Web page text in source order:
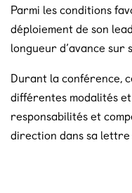
Parmi les conditions
déploiement de son
longueur d’avance sur
Durant la conférence,
différentes modalités
responsabilités et
direction dans sa lettre